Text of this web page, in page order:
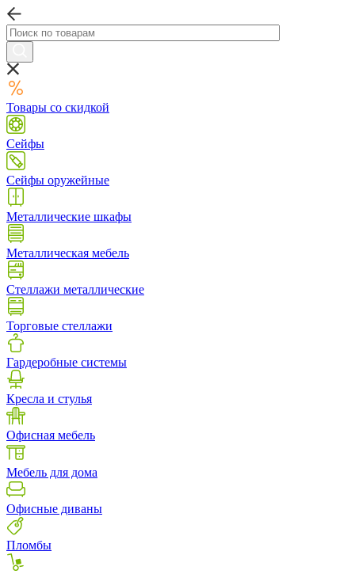
Товары со скидкой
Сейфы
Сейфы оружейные
Металлические шкафы
Металлическая мебель
Стеллажи металлические
Торговые стеллажи
Гардеробные системы
Кресла и стулья
Офисная мебель
Мебель для дома
Офисные диваны
Пломбы